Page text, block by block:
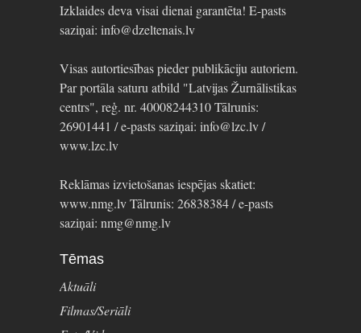
Izklaides deva visai dienai garantēta! E-pasts
saziņai: info@dzeltenais.lv
Visas autortiesības pieder publikāciju autoriem.
Par portāla saturu atbild "Latvijas Žurnālistikas
centrs", reģ. nr. 40008244310 Tālrunis:
26901441 / e-pasts saziņai: info@lzc.lv /
www.lzc.lv
Reklāmas izvietošanas iespējas skatiet:
www.nmg.lv Tālrunis: 26838384 / e-pasts
saziņai: nmg@nmg.lv
Tēmas
Aktuāli
Filmas/Seriāli